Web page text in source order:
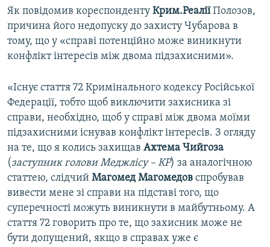
Як повідомив кореспонденту Крим.РеаліїПолозов,
причина його недопуску до захисту Чубарова в
тому, що у «справі потенційно може виникнути
конфлікт інтересів між двома підзахисними».
«Існує стаття 72 Кримінального кодексу Російської
Федерації, тобто щоб виключити захисника зі
справи, необхідно, щоб у справі між двома моїми
підзахисними існував конфлікт інтересів. З огляду
на те, що я колись захищав Ахтема Чийгоза
(заступник голови Меджлісу – КР) за аналогічною
статтею, слідчий Магомед Магомедов спробував
вивести мене зі справи на підставі того, що
суперечності можуть виникнути в майбутньому. А
стаття 72 говорить про те, що захисник може не
бути допущений, якщо в справах уже є